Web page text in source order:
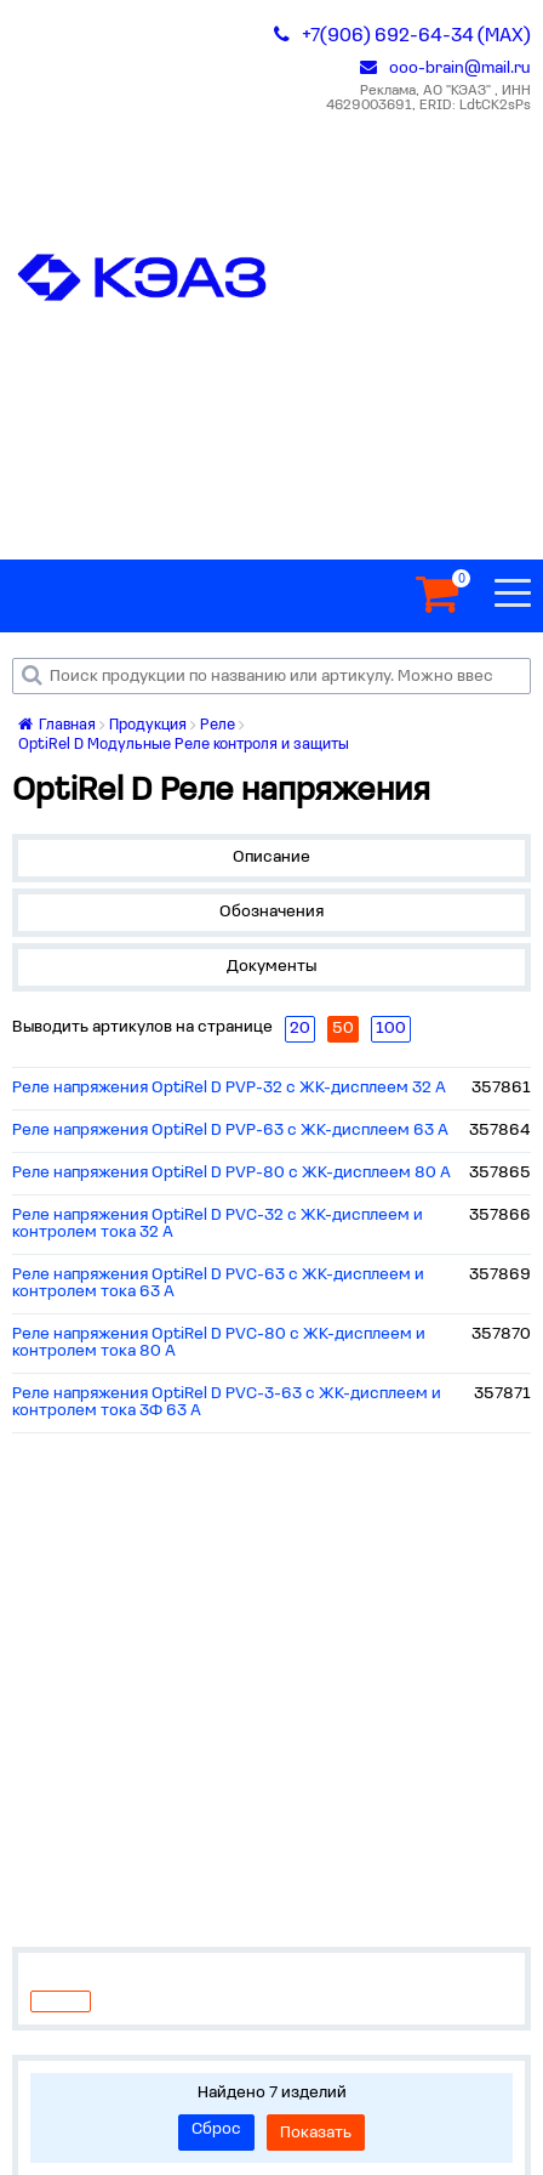
+7(906) 692-64-34 (MAX)
ooo-brain@mail.ru
Реклама, АО "КЭАЗ" , ИНН
4629003691, ERID: LdtCK2sPs
0
Найдено 7 изделий
Сброс
Показать
Главная Продукция
Реле
OptiRel D Модульные Реле контроля и защиты
OptiRel D Реле напряжения
Описание
Обозначения
Документы
Выводить артикулов на странице 20 50 100
Реле напряжения OptiRel D PVP-32 с ЖК-дисплеем 32 А 357861
Реле напряжения OptiRel D PVP-63 с ЖК-дисплеем 63 А 357864
Реле напряжения OptiRel D PVP-80 с ЖК-дисплеем 80 А 357865
Реле напряжения OptiRel D PVС-32 с ЖК-дисплеем и
контролем тока 32 А
357866
Реле напряжения OptiRel D PVС-63 с ЖК-дисплеем и
контролем тока 63 А
357869
Реле напряжения OptiRel D PVС-80 с ЖК-дисплеем и
контролем тока 80 А
357870
Реле напряжения OptiRel D PVC-3-63 с ЖК-дисплеем и
контролем тока 3Ф 63 А
357871